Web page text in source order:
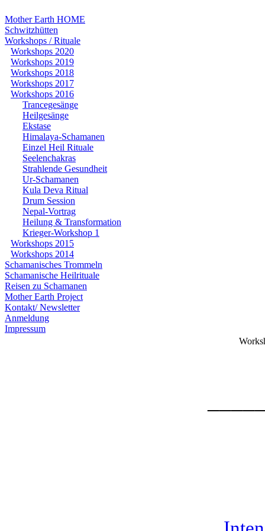
Mother Earth HOME
Schwitzhütten
Workshops / Rituale
Workshops 2020
Workshops 2019
Workshops 2018
Workshops 2017
Workshops 2016
Trancegesänge
Heilgesänge
Ekstase
Himalaya-Schamanen
Einzel Heil Rituale
Seelenchakras
Strahlende Gesundheit
Ur-Schamanen
Kula Deva Ritual
Drum Session
Nepal-Vortrag
Heilung & Transformation
Krieger-Workshop 1
Workshops 2015
Workshops 2014
Schamanisches Trommeln
Schamanische Heilrituale
Reisen zu Schamanen
Mother Earth Project
Kontakt/ Newsletter
Anmeldung
Impressum